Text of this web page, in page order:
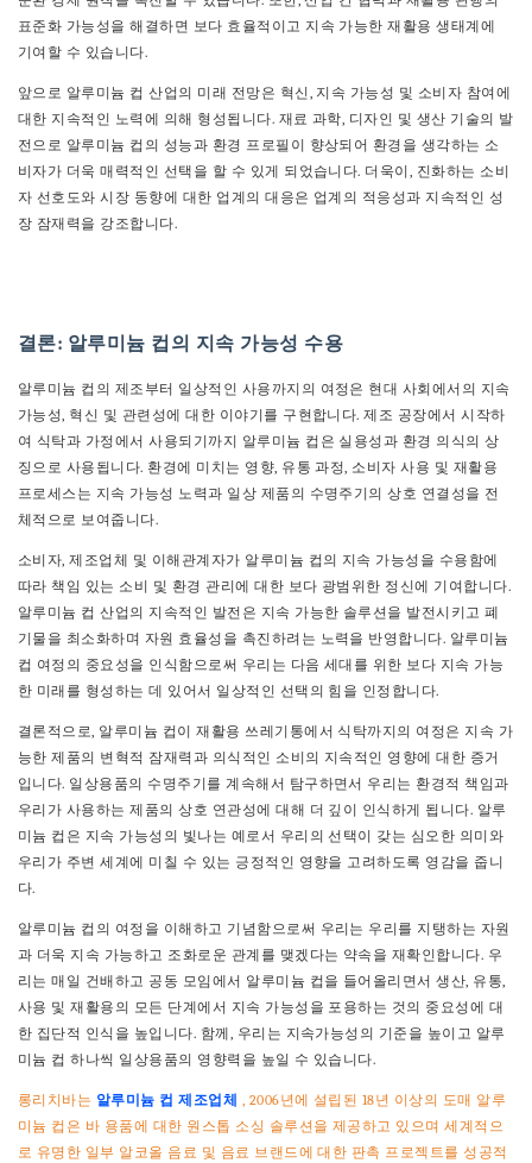
표준화 가능성을 해결하면 보다 효율적이고 지속 가능한 재활용 생태계에
기여할 수 있습니다.
앞으로 알루미늄 컵 산업의 미래 전망은 혁신, 지속 가능성 및 소비자 참여에
대한 지속적인 노력에 의해 형성됩니다. 재료 과학, 디자인 및 생산 기술의 발
전으로 알루미늄 컵의 성능과 환경 프로필이 향상되어 환경을 생각하는 소
비자가 더욱 매력적인 선택을 할 수 있게 되었습니다. 더욱이, 진화하는 소비
자 선호도와 시장 동향에 대한 업계의 대응은 업계의 적응성과 지속적인 성
장 잠재력을 강조합니다.
결론: 알루미늄 컵의 지속 가능성 수용
알루미늄 컵의 제조부터 일상적인 사용까지의 여정은 현대 사회에서의 지속
가능성, 혁신 및 관련성에 대한 이야기를 구현합니다. 제조 공장에서 시작하
여 식탁과 가정에서 사용되기까지 알루미늄 컵은 실용성과 환경 의식의 상
징으로 사용됩니다. 환경에 미치는 영향, 유통 과정, 소비자 사용 및 재활용
프로세스는 지속 가능성 노력과 일상 제품의 수명주기의 상호 연결성을 전
체적으로 보여줍니다.
소비자, 제조업체 및 이해관계자가 알루미늄 컵의 지속 가능성을 수용함에
따라 책임 있는 소비 및 환경 관리에 대한 보다 광범위한 정신에 기여합니다.
알루미늄 컵 산업의 지속적인 발전은 지속 가능한 솔루션을 발전시키고 폐
기물을 최소화하며 자원 효율성을 촉진하려는 노력을 반영합니다. 알루미늄
컵 여정의 중요성을 인식함으로써 우리는 다음 세대를 위한 보다 지속 가능
한 미래를 형성하는 데 있어서 일상적인 선택의 힘을 인정합니다.
결론적으로, 알루미늄 컵이 재활용 쓰레기통에서 식탁까지의 여정은 지속 가
능한 제품의 변혁적 잠재력과 의식적인 소비의 지속적인 영향에 대한 증거
입니다. 일상용품의 수명주기를 계속해서 탐구하면서 우리는 환경적 책임과
우리가 사용하는 제품의 상호 연관성에 대해 더 깊이 인식하게 됩니다. 알루
미늄 컵은 지속 가능성의 빛나는 예로서 우리의 선택이 갖는 심오한 의미와
우리가 주변 세계에 미칠 수 있는 긍정적인 영향을 고려하도록 영감을 줍니
다.
알루미늄 컵의 여정을 이해하고 기념함으로써 우리는 우리를 지탱하는 자원
과 더욱 지속 가능하고 조화로운 관계를 맺겠다는 약속을 재확인합니다. 우
리는 매일 건배하고 공동 모임에서 알루미늄 컵을 들어올리면서 생산, 유통,
사용 및 재활용의 모든 단계에서 지속 가능성을 포용하는 것의 중요성에 대
한 집단적 인식을 높입니다. 함께, 우리는 지속가능성의 기준을 높이고 알루
미늄 컵 하나씩 일상용품의 영향력을 높일 수 있습니다.
롱리치바는 알루미늄 컵 제조업체 , 2006년에 설립된 18년 이상의 도매 알루
미늄 컵은 바 용품에 대한 원스톱 소싱 솔루션을 제공하고 있으며 세계적으
로 유명한 일부 알코올 음료 및 음료 브랜드에 대한 판촉 프로젝트를 성공적